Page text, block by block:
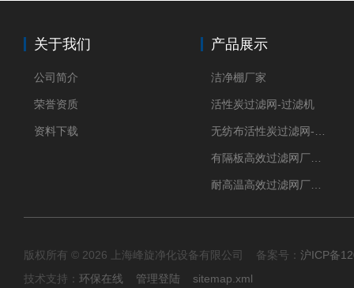
关于我们
公司简介
荣誉资质
资料下载
产品展示
洁净棚厂家
活性炭过滤网-过滤机
版权所有 © 2026 上海峰旋净化设备有限公司 备案号： 沪ICP备
技术支持： 环保在线 管理登陆 sitemap.xml